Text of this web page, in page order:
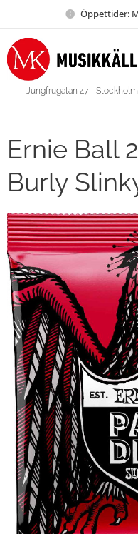
Öppettider:
Jungfrugatan 47 - Stockholm
Ernie Ball
Burly